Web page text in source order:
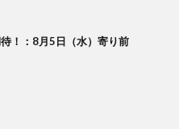
！：8月5日（水）寄り前